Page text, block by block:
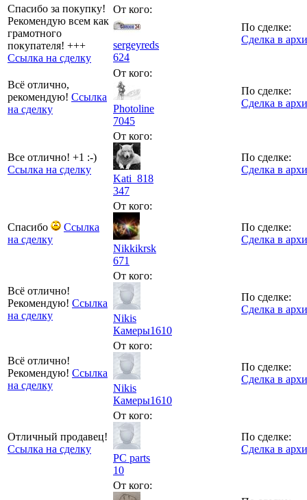
Спасибо за покупку!
Рекомендую всем как
грамотного
покупателя! +++
Ссылка на сделку
От кого:
sergeyreds
624
По сделке:
Сделка в
Всё отлично,
рекомендую! Ссылка
на сделку
От кого:
Photoline
7045
По сделке:
Сделка в
Все отлично! +1 :-)
Ссылка на сделку
От кого:
Kati_818
347
По сделке:
Сделка в
Спасибо
Ссылка
на сделку
От кого:
Nikkikrsk
671
По сделке:
Сделка в
Всё отлично!
Рекомендую! Ссылка
на сделку
От кого:
Nikis
Камеры1610
По сделке:
Сделка в
Всё отлично!
Рекомендую! Ссылка
на сделку
От кого:
Nikis
Камеры1610
По сделке:
Сделка в
Отличный продавец!
Ссылка на сделку
От кого:
PC parts
10
По сделке:
Сделка в
От кого: